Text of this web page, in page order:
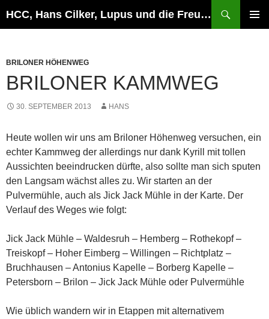
Inhalt
HCC, Hans Cilker, Lupus und die Freunde
BRILONER HÖHENWEG
BRILONER KAMMWEG
30. SEPTEMBER 2013 HANS
Heute wollen wir uns am Briloner Höhenweg versuchen, ein
echter Kammweg der allerdings nur dank Kyrill mit tollen
Aussichten beeindrucken dürfte, also sollte man sich sputen
den Langsam wächst alles zu. Wir starten an der
Pulvermühle, auch als Jick Jack Mühle in der Karte. Der
Verlauf des Weges wie folgt:
Jick Jack Mühle – Waldesruh – Hemberg – Rothekopf –
Treiskopf – Hoher Eimberg – Willingen – Richtplatz –
Bruchhausen – Antonius Kapelle – Borberg Kapelle –
Petersborn – Brilon – Jick Jack Mühle oder Pulvermühle
Wie üblich wandern wir in Etappen mit alternativem